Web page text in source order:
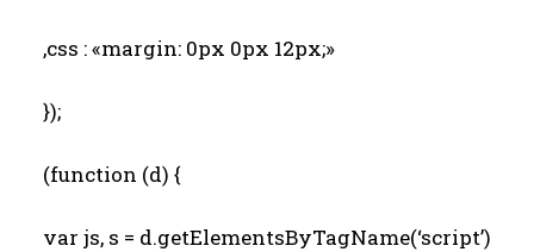
,css : «margin: 0px 0px 12px;»
});
(function (d) {
var js, s = d.getElementsByTagName(‘script’)